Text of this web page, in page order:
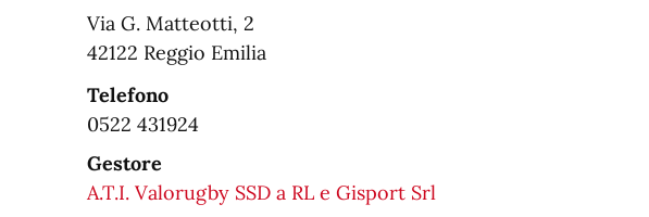
Via G. Matteotti, 2
42122 Reggio Emilia
Telefono
0522 431924
Gestore
A.T.I. Valorugby SSD a RL e Gisport Srl